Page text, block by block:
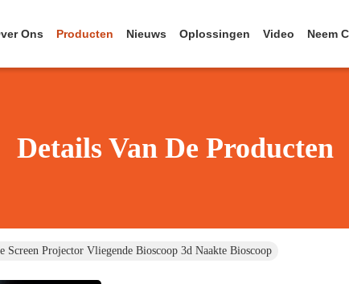
Ons Producten Nieuws Oplossingen Video Neem
Details Van De Producten
Screen Projector Vliegende Bioscoop 3d Naakte Bioscoop